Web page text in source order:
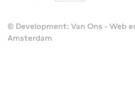
© Development: Van Ons - Web
Amsterdam